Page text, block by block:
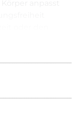
Nähen dieses